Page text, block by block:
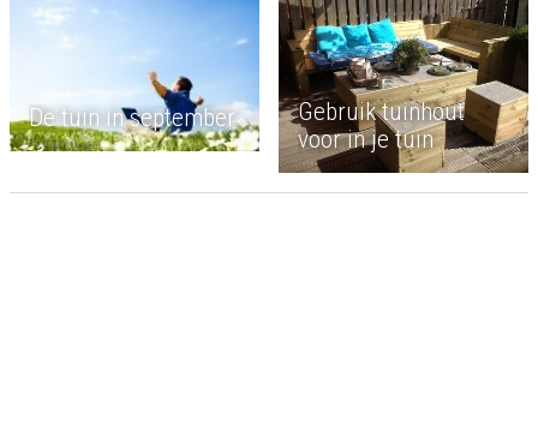
De tuin in september
Gebruik tuinhout
voor in je tuin